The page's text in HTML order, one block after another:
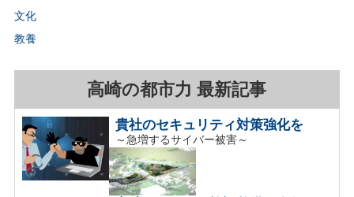
文化
教養
高崎の都市力 最新記事
貴社のセキュリティ対策強化を
～急増するサイバー被害～